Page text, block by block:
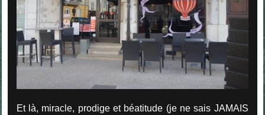
Et là, miracle, prodige et béatitude (je ne sais JAMAIS